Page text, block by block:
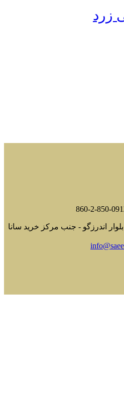
زرد
0912-850-
اندرزگو - جنب مرکز خرید سانا